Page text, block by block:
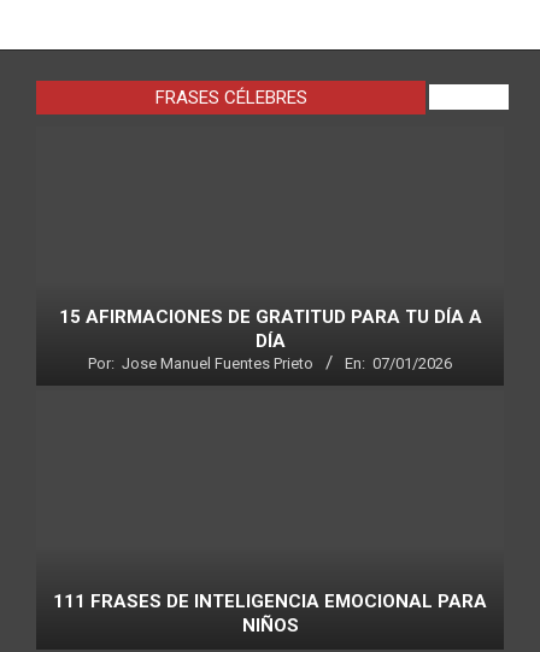
FRASES CÉLEBRES
15 AFIRMACIONES DE GRATITUD PARA TU DÍA A
DÍA
Por: Jose Manuel Fuentes Prieto En: 07/01/2026
111 FRASES DE INTELIGENCIA EMOCIONAL PARA
NIÑOS